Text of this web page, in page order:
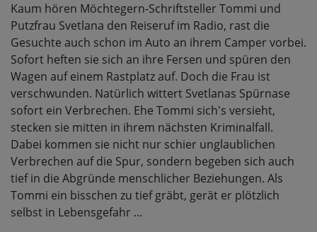
Kaum hören Möchtegern-Schriftsteller Tommi und
Putzfrau Svetlana den Reiseruf im Radio, rast die
Gesuchte auch schon im Auto an ihrem Camper vorbei.
Sofort heften sie sich an ihre Fersen und spüren den
Wagen auf einem Rastplatz auf. Doch die Frau ist
verschwunden. Natürlich wittert Svetlanas Spürnase
sofort ein Verbrechen. Ehe Tommi sich's versieht,
stecken sie mitten in ihrem nächsten Kriminalfall.
Dabei kommen sie nicht nur schier unglaublichen
Verbrechen auf die Spur, sondern begeben sich auch
tief in die Abgründe menschlicher Beziehungen. Als
Tommi ein bisschen zu tief gräbt, gerät er plötzlich
selbst in Lebensgefahr ...